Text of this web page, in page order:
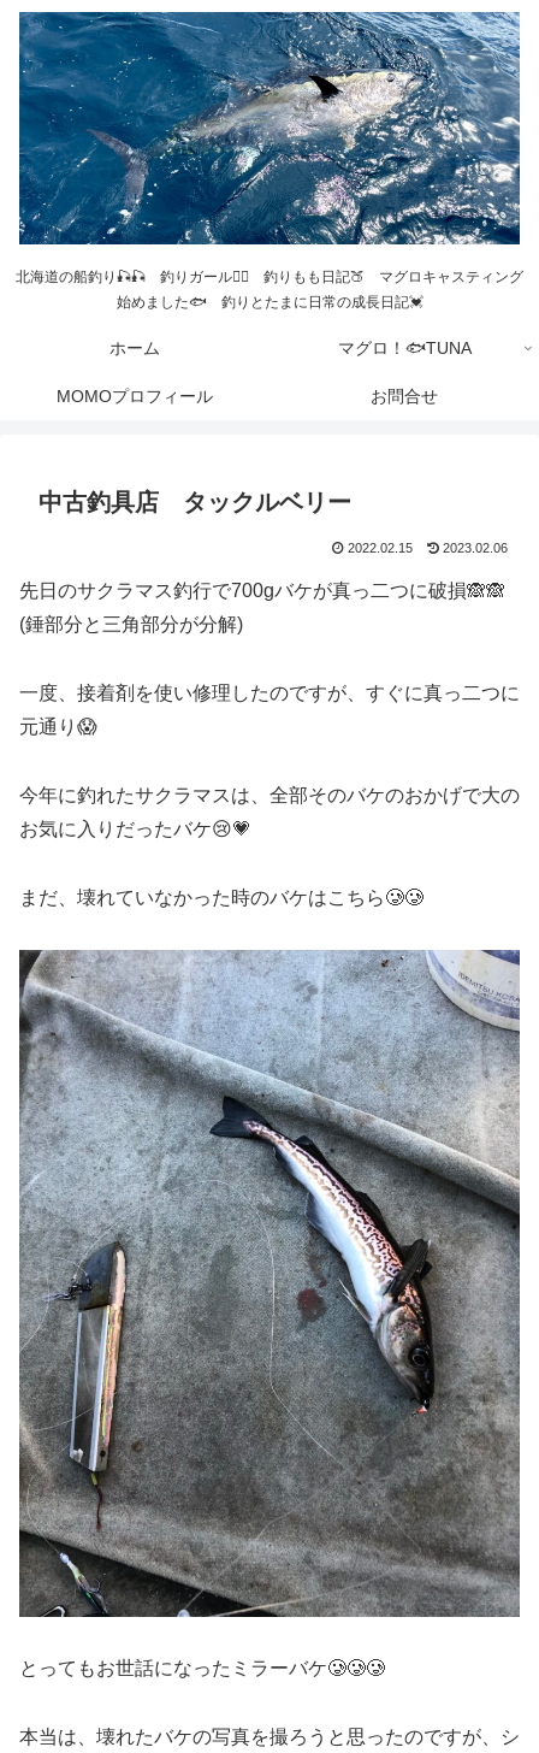
北海道の船釣り🎣🎣 釣りガール💁‍♀️ 釣りもも日記🍑 マグロキャスティング
始めました🐟 釣りとたまに日常の成長日記💓
ホーム マグロ！🐟TUNA
MOMOプロフィール お問合せ
中古釣具店 タックルベリー
2022.02.15 2023.02.06
先日のサクラマス釣行で700gバケが真っ二つに破損🙈🙈
(錘部分と三角部分が分解)
一度、接着剤を使い修理したのですが、すぐに真っ二つに
元通り😱
今年に釣れたサクラマスは、全部そのバケのおかげで大の
お気に入りだったバケ😢💗
まだ、壊れていなかった時のバケはこちら🥲🥲
とってもお世話になったミラーバケ🥲🥲🥲
本当は、壊れたバケの写真を撮ろうと思ったのですが、シ